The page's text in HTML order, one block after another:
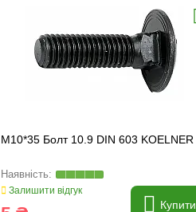
M10*35 Болт 10.9 DIN 603 KOELNER
Залишити відгук
Купити